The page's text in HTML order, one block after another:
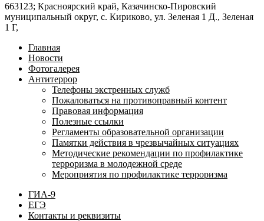
663123; Красноярский край, Казачинско-Пировский
муниципальный округ, с. Кириково, ул. Зеленая 1 Д., Зеленая
1 Г,
Главная
Новости
Фотогалерея
Антитеррор
Телефоны экстренных служб
Пожаловаться на противоправный контент
Правовая информация
Полезные ссылки
Регламенты образовательной организации
Памятки действия в чрезвычайных ситуациях
Методические рекомендации по профилактике
терроризма в молодежной среде
Мероприятия по профилактике терроризма
ГИА-9
ЕГЭ
Контакты и реквизиты